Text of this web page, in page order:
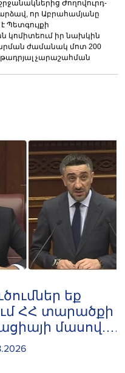
Ժողովուրդ-
որ Աբրահամյանը
Պետգույքի
կոմիտեում իր նախկին
ժամանակ մոտ 200
չարաշահման
եք
ՀՀ տարածքի
մասով.
հասնելու